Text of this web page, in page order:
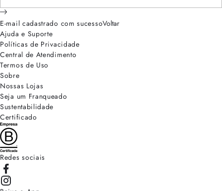
E-mail cadastrado com sucessoVoltar
Ajuda e Suporte
Políticas de Privacidade
Central de Atendimento
Termos de Uso
Sobre
Nossas Lojas
Seja um Franqueado
Sustentabilidade
Certificado
Redes sociais